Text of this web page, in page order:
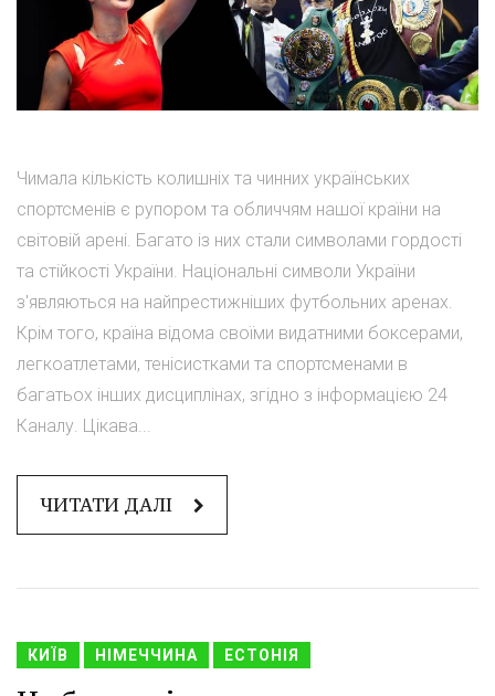
Чимала кількість колишніх та чинних українських
спортсменів є рупором та обличчям нашої країни на
світовій арені. Багато із них стали символами гордості
та стійкості України. Національні символи України
з'являються на найпрестижніших футбольних аренах.
Крім того, країна відома своїми видатними боксерами,
легкоатлетами, тенісистками та спортсменами в
багатьох інших дисциплінах, згідно з інформацією 24
Каналу. Цікава...
ЧИТАТИ ДАЛІ
КИЇВ НІМЕЧЧИНА ЕСТОНІЯ